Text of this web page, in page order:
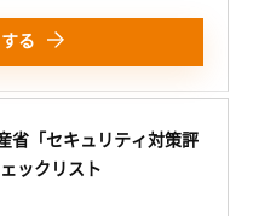
る
省「セキュリティ対策評
ックリスト